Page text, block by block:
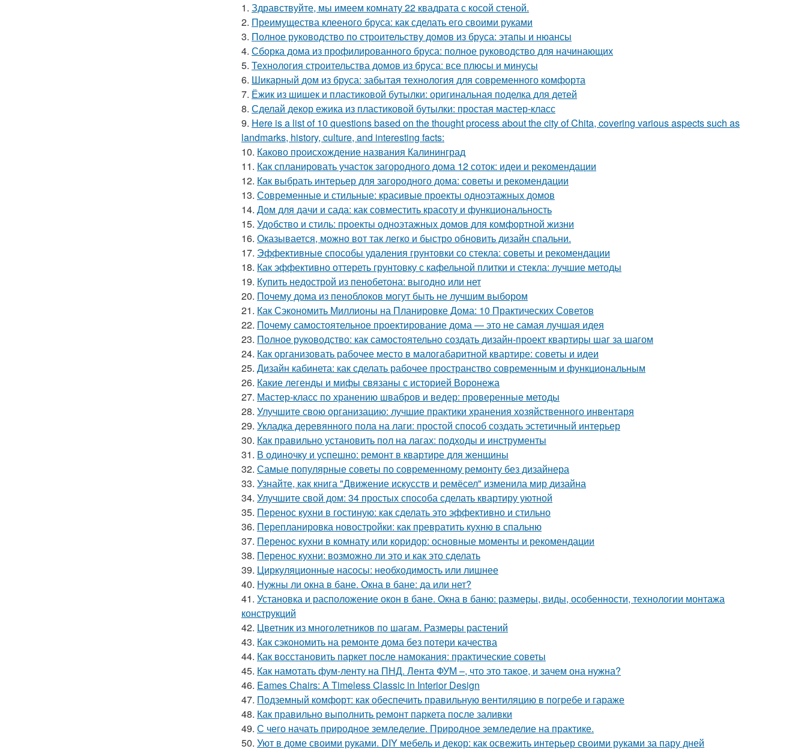
1. Здравствуйте, мы имеем комнату 22 квадрата с косой стеной.
2. Преимущества клееного бруса: как сделать его своими руками
3. Полное руководство по строительству домов из бруса: этапы и нюансы
4. Сборка дома из профилированного бруса: полное руководство для начинающих
5. Технология строительства домов из бруса: все плюсы и минусы
6. Шикарный дом из бруса: забытая технология для современного комфорта
7. Ёжик из шишек и пластиковой бутылки: оригинальная поделка для детей
8. Сделай декор ежика из пластиковой бутылки: простая мастер-класс
9. Here is a list of 10 questions based on the thought process about the city of Chita, covering various aspects such as
landmarks, history, culture, and interesting facts:
10. Каково происхождение названия Калининград
11. Как спланировать участок загородного дома 12 соток: идеи и рекомендации
12. Как выбрать интерьер для загородного дома: советы и рекомендации
13. Современные и стильные: красивые проекты одноэтажных домов
14. Дом для дачи и сада: как совместить красоту и функциональность
15. Удобство и стиль: проекты одноэтажных домов для комфортной жизни
16. Оказывается, можно вот так легко и быстро обновить дизайн спальни.
17. Эффективные способы удаления грунтовки со стекла: советы и рекомендации
18. Как эффективно оттереть грунтовку с кафельной плитки и стекла: лучшие методы
19. Купить недострой из пенобетона: выгодно или нет
20. Почему дома из пеноблоков могут быть не лучшим выбором
21. Как Сэкономить Миллионы на Планировке Дома: 10 Практических Советов
22. Почему самостоятельное проектирование дома — это не самая лучшая идея
23. Полное руководство: как самостоятельно создать дизайн-проект квартиры шаг за шагом
24. Как организовать рабочее место в малогабаритной квартире: советы и идеи
25. Дизайн кабинета: как сделать рабочее пространство современным и функциональным
26. Какие легенды и мифы связаны с историей Воронежа
27. Мастер-класс по хранению швабров и ведер: проверенные методы
28. Улучшите свою организацию: лучшие практики хранения хозяйственного инвентаря
29. Укладка деревянного пола на лаги: простой способ создать эстетичный интерьер
30. Как правильно установить пол на лагах: подходы и инструменты
31. В одиночку и успешно: ремонт в квартире для женщины
32. Самые популярные советы по современному ремонту без дизайнера
33. Узнайте, как книга "Движение искусств и ремёсел" изменила мир дизайна
34. Улучшите свой дом: 34 простых способа сделать квартиру уютной
35. Перенос кухни в гостиную: как сделать это эффективно и стильно
36. Перепланировка новостройки: как превратить кухню в спальню
37. Перенос кухни в комнату или коридор: основные моменты и рекомендации
38. Перенос кухни: возможно ли это и как это сделать
39. Циркуляционные насосы: необходимость или лишнее
40. Нужны ли окна в бане. Окна в бане: да или нет?
41. Установка и расположение окон в бане. Окна в баню: размеры, виды, особенности, технологии монтажа
конструкций
42. Цветник из многолетников по шагам. Размеры растений
43. Как сэкономить на ремонте дома без потери качества
44. Как восстановить паркет после намокания: практические советы
45. Как намотать фум-ленту на ПНД. Лента ФУМ –, что это такое, и зачем она нужна?
46. Eames Chairs: A Timeless Classic in Interior Design
47. Подземный комфорт: как обеспечить правильную вентиляцию в погребе и гараже
48. Как правильно выполнить ремонт паркета после заливки
49. С чего начать природное земледелие. Природное земледелие на практике.
50. Уют в доме своими руками. DIY мебель и декор: как освежить интерьер своими руками за пару дней